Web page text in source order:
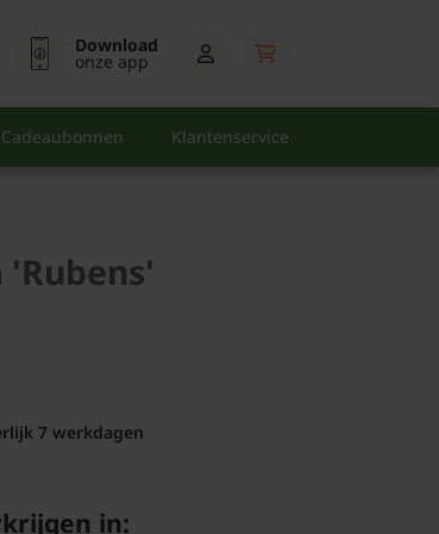
Download
onze app
Cadeaubonnen Klantenservice
7 werkdagen
in: